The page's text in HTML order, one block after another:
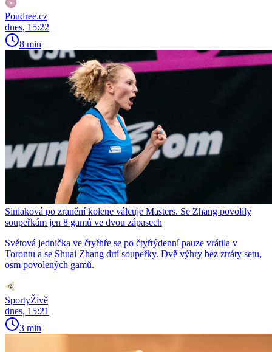
Poudree.cz
dnes, 15:22
8 min
Siniaková po zranění kolene válcuje Masters. Se Zhang povolily
soupeřkám jen 8 gamů ve dvou zápasech
Světová jednička ve čtyřhře se po čtyřtýdenní pauze vrátila v
Torontu a se Shuai Zhang drtí soupeřky. Dvě výhry bez ztráty setu,
osm povolených gamů.
SportyŽivě
dnes, 15:21
3 min